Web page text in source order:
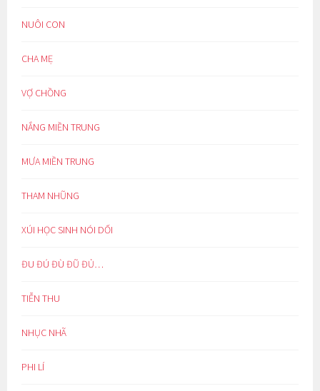
NUÔI CON
CHA MẸ
VỢ CHỒNG
NẮNG MIỀN TRUNG
MƯA MIỀN TRUNG
THAM NHŨNG
XÚI HỌC SINH NÓI DỐI
ĐU ĐÚ ĐÙ ĐŨ ĐỦ…
TIỄN THU
NHỤC NHÃ
PHI LÍ